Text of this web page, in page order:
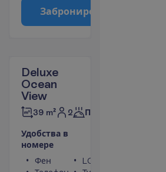
Заброниро
Deluxe
Ocean
View
39 m² 2 Полупансион
Удобства в
номере
Фен
LCD телевизор